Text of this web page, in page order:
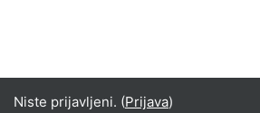
Niste prijavljeni. (Prijava)